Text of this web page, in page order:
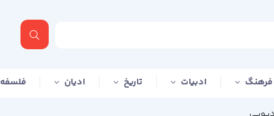
فرهنگ ادبیات تاریخ ادیان فلسفه